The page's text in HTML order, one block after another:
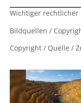
Wichtiger rechtlicher
Bildquellen /
Copyright / Quelle /